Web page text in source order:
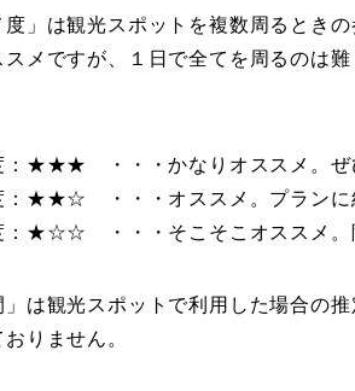
度」は観光スポットを複数周るとき
スメですが、１日で全てを周るのは
：★★★ ・・・かなりオススメ。ぜ
：★★☆ ・・・オススメ。プランに
：★☆☆ ・・・そこそこオススメ。
」は観光スポットで利用した場合の
りません。